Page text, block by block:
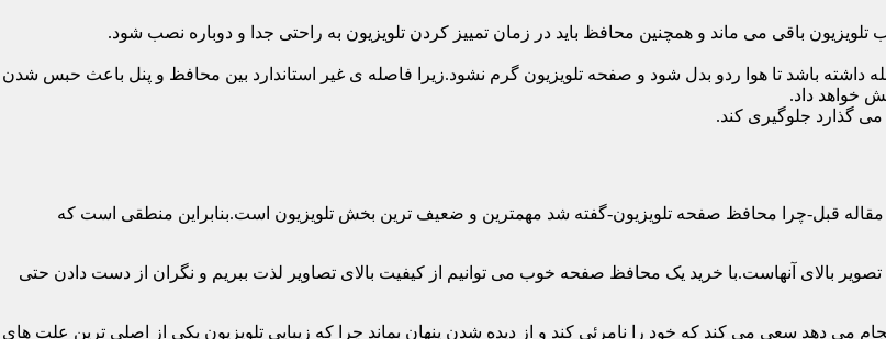
باقی می ماند و همچنین محافظ باید در زمان تمییز کردن تلویزیون به راحتی جدا و دوباره نصب شود.
داشته باشد تا هوا ردو بدل شود و صفحه تلویزیون گرم نشود.زیرا فاصله ی غیر استاندارد بین محافظ و پنل باعث حبس شدن
مقاله قبل-چرا محافظ صفحه تلویزیون-گفته شد مهمترین و ضعیف ترین بخش تلویزیون است.بنابراین منطقی است که
بالای آنهاست.با خرید یک محافظ صفحه خوب می توانیم از کیفیت بالای تصاویر لذت ببریم و نگران از دست دادن حتی
می دهد سعی می کند که خود را نامرئی کند و از دیده شدن پنهان بماند چرا که زیبایی تلویزیون یکی از اصلی ترین علت های